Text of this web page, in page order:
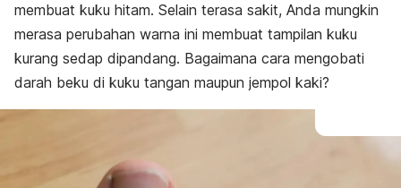
membuat kuku hitam. Selain terasa sakit, Anda mungkin
merasa perubahan warna ini membuat tampilan kuku
kurang sedap dipandang. Bagaimana cara mengobati
darah beku di kuku tangan maupun jempol kaki?